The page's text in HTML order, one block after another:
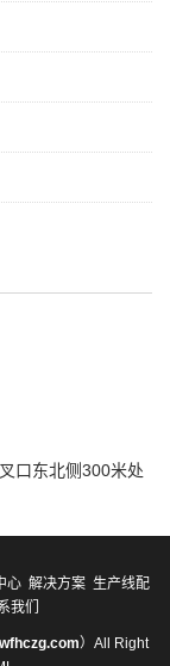
口东北侧300米处
心 解决方案 生产线配
我们
）All Right